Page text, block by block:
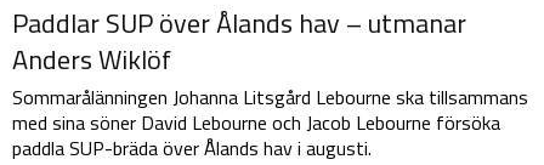
Paddlar SUP över Ålands hav – utmanar
Anders Wiklöf
Sommarålänningen Johanna Litsgård Lebourne ska tillsammans
med sina söner David Lebourne och Jacob Lebourne försöka
paddla SUP-bräda över Ålands hav i augusti.